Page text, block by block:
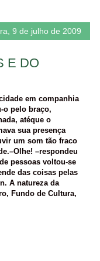
9 de julho de 2009
E DO
em companhia
o pelo braço,
atéque o
sua presença
um som tão fraco
–respondeu
pessoas voltou-se
das coisas pelas
A natureza da
Fundo de Cultura,